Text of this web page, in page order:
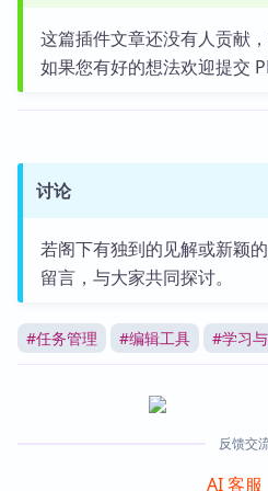
这篇插件文章还没有人贡献
如果您有好的想法欢迎提交
讨论
若阁下有独到的见解或新颖
留言，与大家共同探讨。
#任务管理 #编辑工具 #学习
反馈交
AI 客服